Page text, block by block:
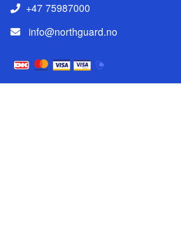
+47 75987000
info@northguard.no